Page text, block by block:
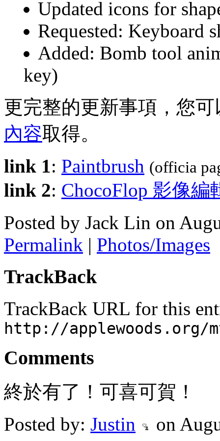
Updated icons for
Requested: Keyboard
Added: Bomb tool
key)
更完整的更新事項，您
內容取得。
link 1: Paintbrush (officia
link 2: ChocoFlop 影像編
Posted by Jack Lin on
Permalink | Photos/Images
TrackBack
TrackBack URL for this
http://applewoods.org/
Comments
終於有了！可喜可賀！
Posted by: Justin on